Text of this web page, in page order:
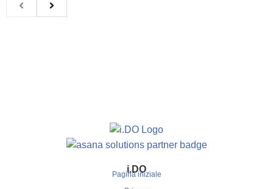
i.DO
Pagina iniziale